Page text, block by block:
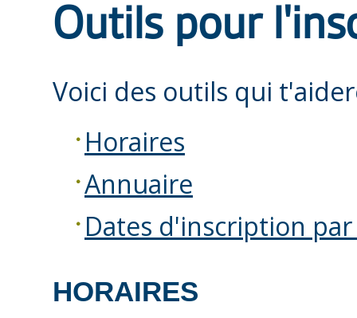
Outils pour
Voici des outils qui
Horaires
Annuaire
Dates d'inscription
HORAIRES